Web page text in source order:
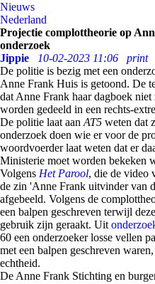
Nieuws
Nederland
Projectie complottheorie op
onderzoek
Jippie
10-02-2023 11:06
print
De politie is bezig met een
Anne Frank Huis is getoond. De
dat Anne Frank haar dagboek
worden gedeeld in een rechts-
De politie laat aan AT5 weten dat
onderzoek doen wie er voor de
woordvoerder laat weten dat er
Ministerie moet worden bekeken
Volgens Het Parool, die de video
de zin 'Anne Frank uitvinder van
afgebeeld. Volgens de
een balpen geschreven terwijl
gebruik zijn geraakt. Uit
60 een onderzoeker losse vellen
met een balpen geschreven
echtheid.
De Anne Frank Stichting en